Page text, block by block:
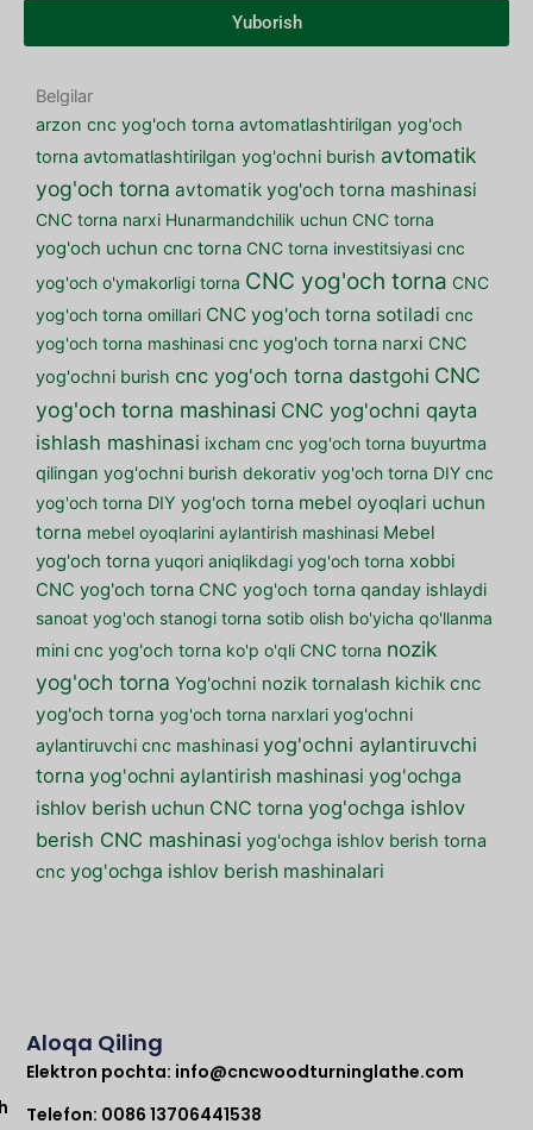
Yuborish
Belgilar
arzon cnc yog'och torna avtomatlashtirilgan yog'och
torna avtomatlashtirilgan yog'ochni burish avtomatik
yog'och torna avtomatik yog'och torna mashinasi
CNC torna narxi Hunarmandchilik uchun CNC torna
yog'och uchun cnc torna CNC torna investitsiyasi cnc
yog'och o'ymakorligi torna CNC yog'och torna CNC
yog'och torna omillari CNC yog'och torna sotiladi cnc
yog'och torna mashinasi cnc yog'och torna narxi CNC
yog'ochni burish cnc yog'och torna dastgohi CNC
yog'och torna mashinasi CNC yog'ochni qayta
ishlash mashinasi ixcham cnc yog'och torna buyurtma
qilingan yog'ochni burish dekorativ yog'och torna DIY cnc
yog'och torna DIY yog'och torna mebel oyoqlari uchun
torna mebel oyoqlarini aylantirish mashinasi Mebel
yog'och torna yuqori aniqlikdagi yog'och torna xobbi
CNC yog'och torna CNC yog'och torna qanday ishlaydi
sanoat yog'och stanogi torna sotib olish bo'yicha qo'llanma
mini cnc yog'och torna ko'p o'qli CNC torna nozik
yog'och torna Yog'ochni nozik tornalash kichik cnc
yog'och torna yog'och torna narxlari yog'ochni
aylantiruvchi cnc mashinasi yog'ochni aylantiruvchi
torna yog'ochni aylantirish mashinasi yog'ochga
ishlov berish uchun CNC torna yog'ochga ishlov
berish CNC mashinasi yog'ochga ishlov berish torna
cnc yog'ochga ishlov berish mashinalari
Aloqa Qiling
Elektron pochta: info@cncwoodturninglathe.com
Telefon: 0086 13706441538